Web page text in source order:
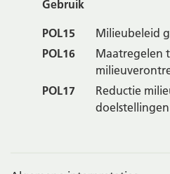
Gebruik
POL15
Milieubeleid
POL16
Maatregelen
POL17
Reductie
doelstellingen